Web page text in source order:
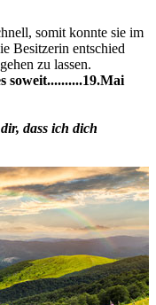
somit konnte sie im
Besitzerin entschied
zu lassen.
soweit..........19.Mai
dass ich dich